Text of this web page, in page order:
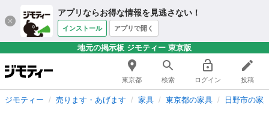
アプリならお得な情報を見逃さない！
インストール アプリで開く
地元の掲示板 ジモティー 東京版
東京都 検索 ログイン 投稿
ジモティー 売ります・あげます 家具 東京都の家具 日野市の家